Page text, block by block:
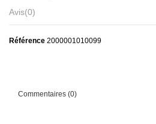
Avis(0)
Référence 2000001010099
Commentaires (0)